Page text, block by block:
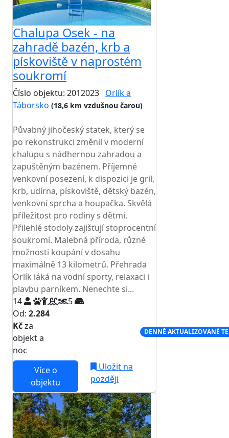
Chalupa Osek - na
zahradě bazén, krb a
pískoviště v naprostém
soukromí
Číslo objektu: 2012023 Orlík a
Táborsko (18,6 km vzdušnou čarou)
Půvabný jihočeský statek, který se
po rekonstrukci změnil v moderní
chalupu s nádhernou zahradou a
zapuštěným bazénem. Příjemné
venkovní posezení, k dispozici je gril,
krb, udírna, pískoviště, dětský bazén,
venkovní sprcha a houpačka. Skvělá
příležitost pro rodiny s dětmi.
Přilehlé stodoly zajišťují stoprocentní
soukromí. Malebná příroda, různé
možnosti koupání v dosahu
maximálně 13 kilometrů. Přehrada
Orlík láká na vodní sporty, relaxaci i
plavbu parníkem. Nenechte si...
14
5
Od: 2.284
Kčza
objekt a
noc
DENNĚ AKTUALIZOVANÉ
Více o
objektu
Uložit na
později